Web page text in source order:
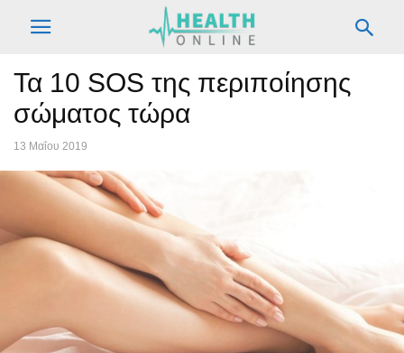
Τα 10 SOS της περιποίησης
σώματος τώρα
13 Μαΐου 2019